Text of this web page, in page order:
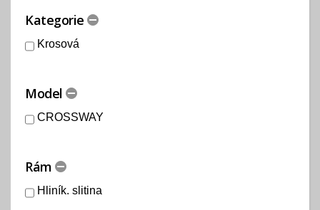
Kategorie
Krosová
Model
CROSSWAY
Rám
Hliník. slitina